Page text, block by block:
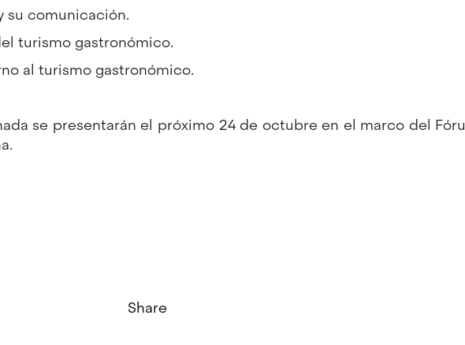
su comunicación.
turismo gastronómico.
al turismo gastronómico.
se presentarán el próximo 24 de octubre en el marco del
Share